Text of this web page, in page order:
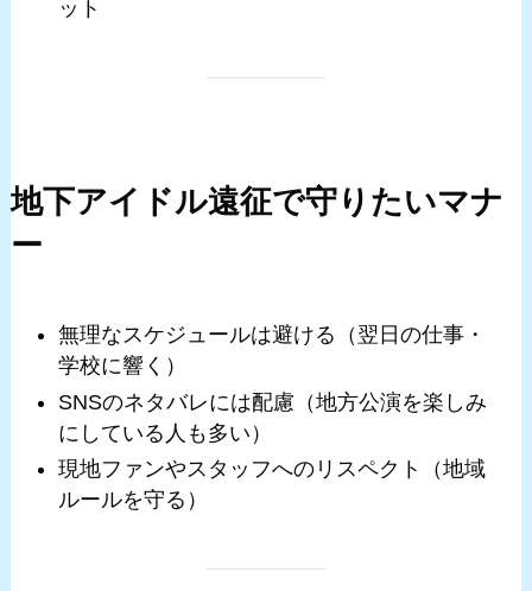
ット
地下アイドル遠征で守りたいマナ
ー
無理なスケジュールは避ける（翌日の仕事・
学校に響く）
SNSのネタバレには配慮（地方公演を楽しみ
にしている人も多い）
現地ファンやスタッフへのリスペクト（地域
ルールを守る）